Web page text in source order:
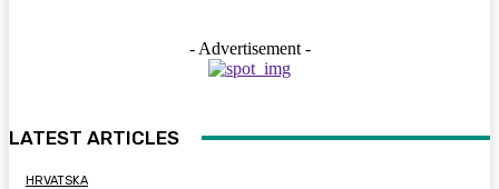
- Advertisement -
LATEST ARTICLES
HRVATSKA